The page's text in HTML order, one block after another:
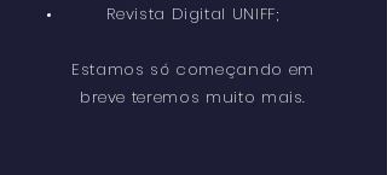
Revista Digital UNIFF;
Estamos só começando em
breve teremos muito mais.